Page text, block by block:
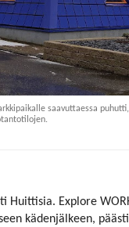
saavuttaessa
Explore
kädenjälkeen,